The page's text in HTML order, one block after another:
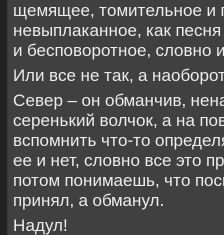
щемящее, томительное и
невыплаканное, как
и бесповоротное, словно
Или все не так, а
Север – он обманчив,
серенький волчок, а на
вспомнить что-то
ее и нет, словно все это
потом понимаешь, что
принял, а обманул.
Надул!